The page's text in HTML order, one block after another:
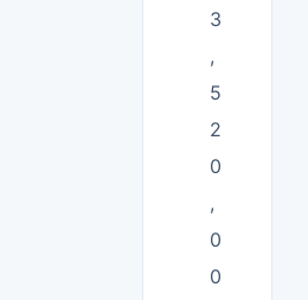
3
,
5
2
0
,
0
0